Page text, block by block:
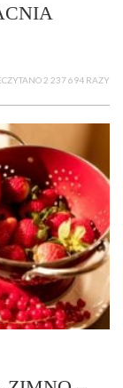
2 237 694 RAZY